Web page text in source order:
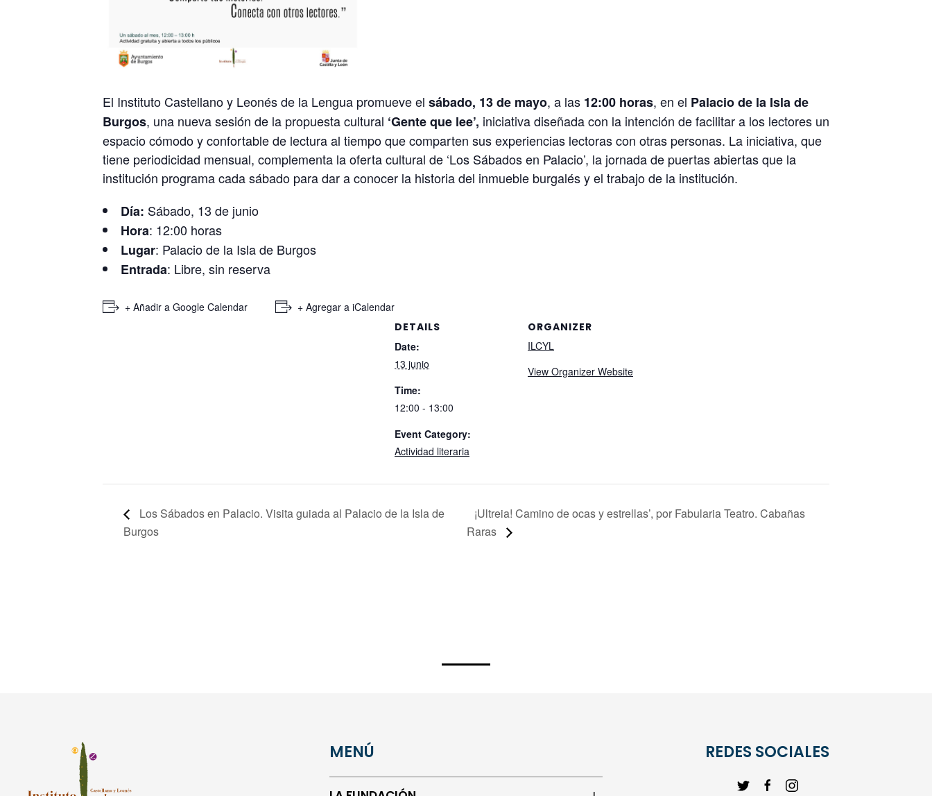
El Instituto Castellano y Leonés de la Lengua promueve el sábado, 13 de mayo, a las 12:00 horas, en el Palacio de la Isla de
Burgos, una nueva sesión de la propuesta cultural ‘Gente que lee’, iniciativa diseñada con la intención de facilitar a los lectores un
espacio cómodo y confortable de lectura al tiempo que comparten sus experiencias lectoras con otras personas. La iniciativa, que
tiene periodicidad mensual, complementa la oferta cultural de ‘Los Sábados en Palacio’, la jornada de puertas abiertas que la
institución programa cada sábado para dar a conocer la historia del inmueble burgalés y el trabajo de la institución.
Día: Sábado, 13 de junio
Hora: 12:00 horas
Lugar: Palacio de la Isla de Burgos
Entrada: Libre, sin reserva
+ Añadir a Google Calendar
+ Agregar a iCalendar
DETAILS
Date:
13 junio
Time:
12:00 - 13:00
Event Category:
Actividad literaria
ORGANIZER
ILCYL
View Organizer Website
Los Sábados en Palacio. Visita guiada al Palacio de la Isla de
Burgos
¡Ultreia! Camino de ocas y estrellas’, por Fabularia Teatro. Cabañas
Raras
MENÚ REDES SOCIALES